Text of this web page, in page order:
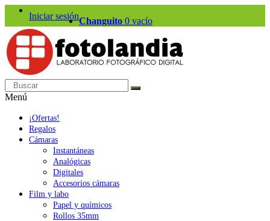
Iniciar sesiónChanguito 0 vacío
Menú
¡Ofertas!
Regalos
Cámaras
Instantáneas
Analógicas
Digitales
Accesorios cámaras
Film y labo
Papel y químicos
Rollos 35mm